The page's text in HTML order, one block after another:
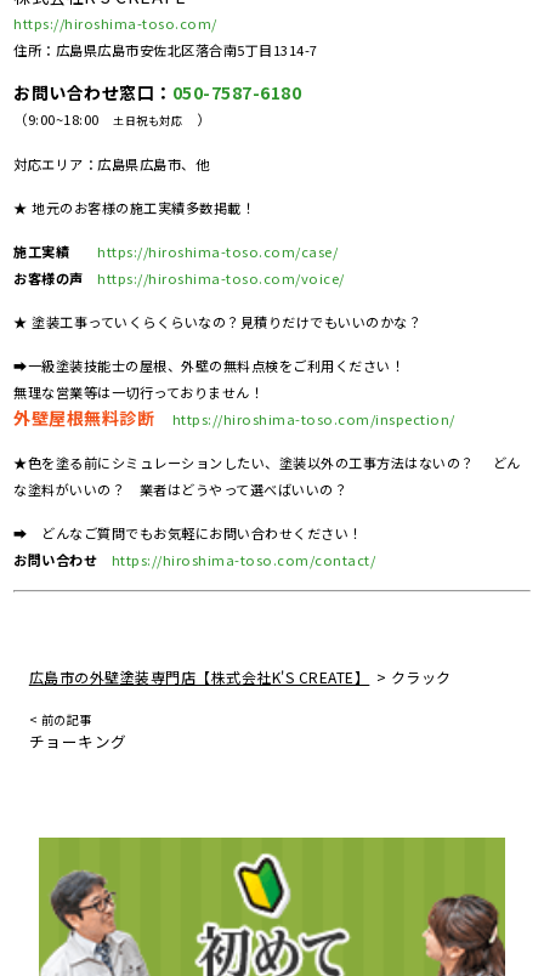
https://hiroshima-toso.com/
住所：広島県広島市安佐北区落合南5丁目1314-7
お問い合わせ窓口： 050-7587-6180
（9:00~18:00 土日祝も対応 ）
対応エリア：広島県広島市、他
★ 地元のお客様の施工実績多数掲載！
施工実績
https://hiroshima-toso.com/case/
お客様の声
https://hiroshima-toso.com/voice/
★ 塗装工事っていくらくらいなの？見積りだけでもいいのかな？
➡一級塗装技能士の屋根、外壁の無料点検をご利用ください！
無理な営業等は一切行っておりません！
外壁屋根無料診断 https://hiroshima-toso.com/inspection/
★色を塗る前にシミュレーションしたい、塗装以外の工事方法はないの？ どん
な塗料がいいの？ 業者はどうやって選べばいいの？
➡ どんなご質問でもお気軽にお問い合わせください！
お問い合わせ
https://hiroshima-toso.com/contact/
広島市の外壁塗装専門店【株式会社K'S CREATE】 > クラック
< 前の記事
チョーキング